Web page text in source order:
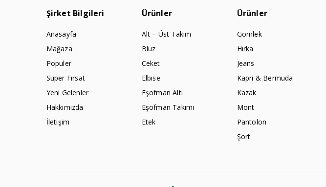
Şirket Bilgileri
Anasayfa
Mağaza
Populer
Süper Fırsat
Yeni Gelenler
Hakkımızda
İletişim
Ürünler
Alt – Üst Takım
Bluz
Ceket
Elbise
Eşofman Altı
Eşofman Takımı
Etek
Ürünler
Gömlek
Hırka
Jeans
Kapri & Bermuda
Kazak
Mont
Pantolon
Şort